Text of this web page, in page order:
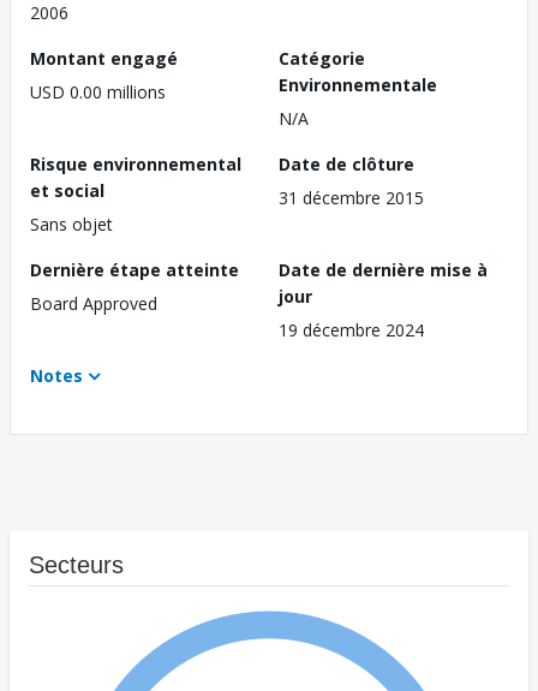
2006
Montant engagé
USD 0.00 millions
Catégorie
Environnementale
N/A
Risque environnemental
et social
Sans objet
Date de clôture
31 décembre 2015
Dernière étape atteinte
Board Approved
Date de dernière mise à
jour
19 décembre 2024
Notes
Secteurs